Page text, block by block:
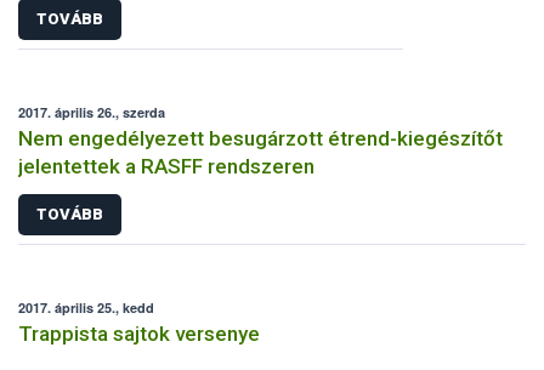
TOVÁBB
2017. április 26., szerda
Nem engedélyezett besugárzott étrend-kiegészítőt
jelentettek a RASFF rendszeren
TOVÁBB
2017. április 25., kedd
Trappista sajtok versenye